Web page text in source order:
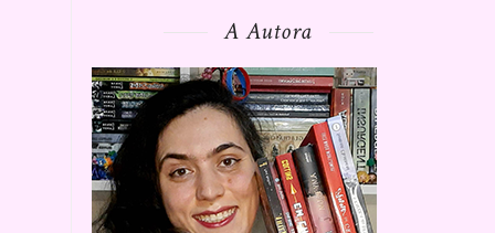
A Autora